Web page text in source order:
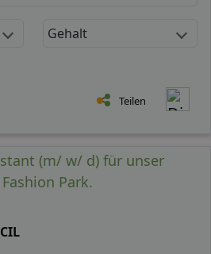
Gehalt
Teilen
(m/ w/ d) für unser
Park.